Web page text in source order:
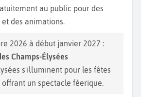
au public pour des
des animations.
2026 à début janvier 2027 :
Champs-Élysées
s'illuminent pour les fêtes
offrant un spectacle féerique.